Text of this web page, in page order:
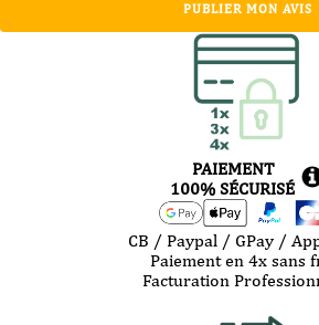
PUBLIER MON AVIS
PAIEMENT
100% SÉCURISÉ
CB / Paypal / GPay /
Paiement en 4x sans
Facturation